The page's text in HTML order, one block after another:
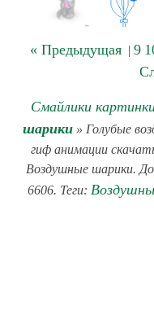
« Предыдущая| 9
Смайлики
шарики » Голубые
гиф анимации
Воздушные шарики.
6606. Теги: